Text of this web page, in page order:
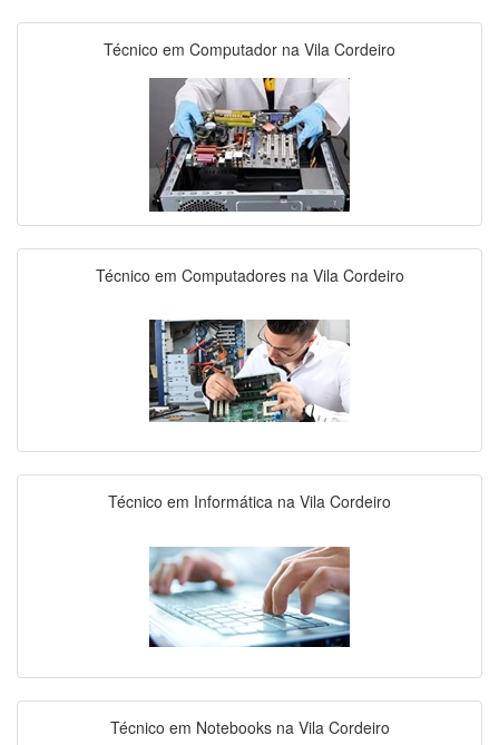
Técnico em Computador na Vila Cordeiro
Técnico em Computadores na Vila Cordeiro
Técnico em Informática na Vila Cordeiro
Técnico em Notebooks na Vila Cordeiro